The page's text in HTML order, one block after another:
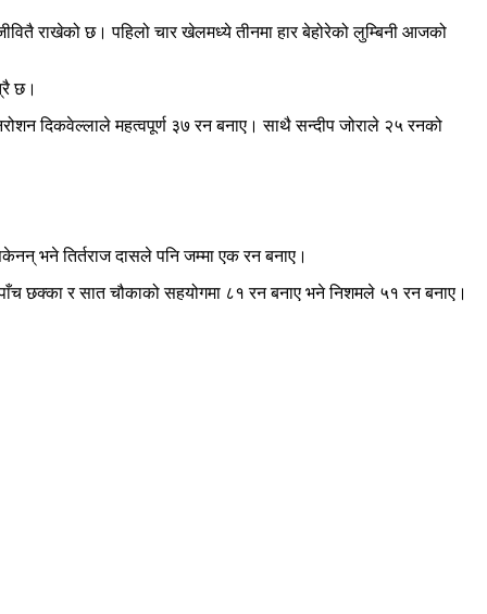
राखेको छ। पहिलो चार खेलमध्ये तीनमा हार बेहोरेको लुम्बिनी आजको
छ।
दिकवेल्लाले महत्वपूर्ण ३७ रन बनाए। साथै सन्दीप जोराले २५ रनको
भने तिर्तराज दासले पनि जम्मा एक रन बनाए।
छक्का र सात चौकाको सहयोगमा ८१ रन बनाए भने निशमले ५१ रन बनाए।